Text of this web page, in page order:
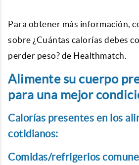
Para obtener más información,
sobre ¿Cuántas calorías debes
perder peso? de Healthmatch.
Alimente su cuerpo
para una mejor
Calorías presentes en los
cotidianos:
Comidas/refrigerios